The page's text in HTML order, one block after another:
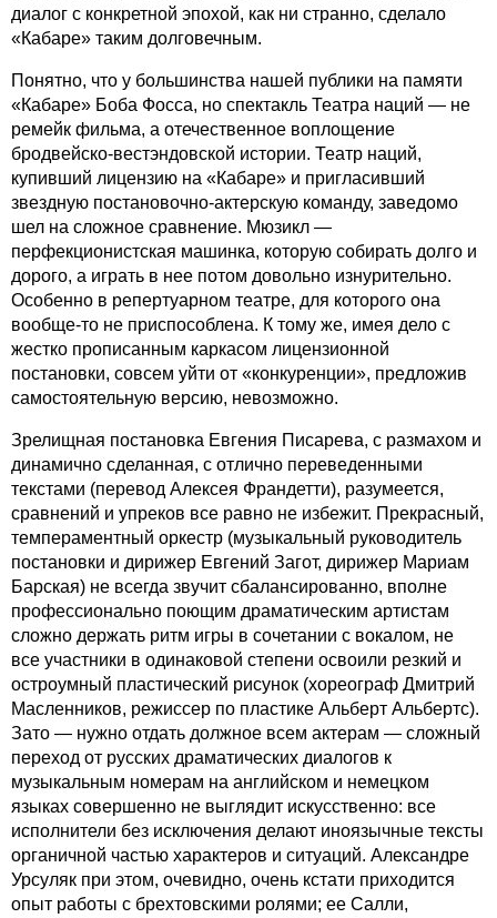
диалог с конкретной эпохой, как ни странно, сделало
«Кабаре» таким долговечным.
Понятно, что у большинства нашей публики на памяти
«Кабаре» Боба Фосса, но спектакль Театра наций — не
ремейк фильма, а отечественное воплощение
бродвейско-вестэндовской истории. Театр наций,
купивший лицензию на «Кабаре» и пригласивший
звездную постановочно-актерскую команду, заведомо
шел на сложное сравнение. Мюзикл —
перфекционистская машинка, которую собирать долго и
дорого, а играть в нее потом довольно изнурительно.
Особенно в репертуарном театре, для которого она
вообще-то не приспособлена. К тому же, имея дело с
жестко прописанным каркасом лицензионной
постановки, совсем уйти от «конкуренции», предложив
самостоятельную версию, невозможно.
Зрелищная постановка Евгения Писарева, с размахом и
динамично сделанная, с отлично переведенными
текстами (перевод Алексея Франдетти), разумеется,
сравнений и упреков все равно не избежит. Прекрасный,
темпераментный оркестр (музыкальный руководитель
постановки и дирижер Евгений Загот, дирижер Мариам
Барская) не всегда звучит сбалансированно, вполне
профессионально поющим драматическим артистам
сложно держать ритм игры в сочетании с вокалом, не
все участники в одинаковой степени освоили резкий и
остроумный пластический рисунок (хореограф Дмитрий
Масленников, режиссер по пластике Альберт Альбертс).
Зато — нужно отдать должное всем актерам — сложный
переход от русских драматических диалогов к
музыкальным номерам на английском и немецком
языках совершенно не выглядит искусственно: все
исполнители без исключения делают иноязычные тексты
органичной частью характеров и ситуаций. Александре
Урсуляк при этом, очевидно, очень кстати приходится
опыт работы с брехтовскими ролями; ее Салли,